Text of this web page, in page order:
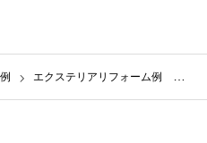
エクステリアリフォーム例 熊本県玉名市K様邸 欧風モダンなエクステリア